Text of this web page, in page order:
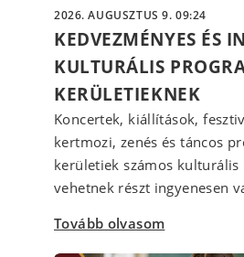
2026. AUGUSZTUS 9. 09:24
KEDVEZMÉNYES ÉS
KULTURÁLIS
KERÜLETIEKNEK
Koncertek, kiállítások,
kertmozi, zenés és táncos
kerületiek számos kulturális
vehetnek részt ingyenesen
Tovább olvasom